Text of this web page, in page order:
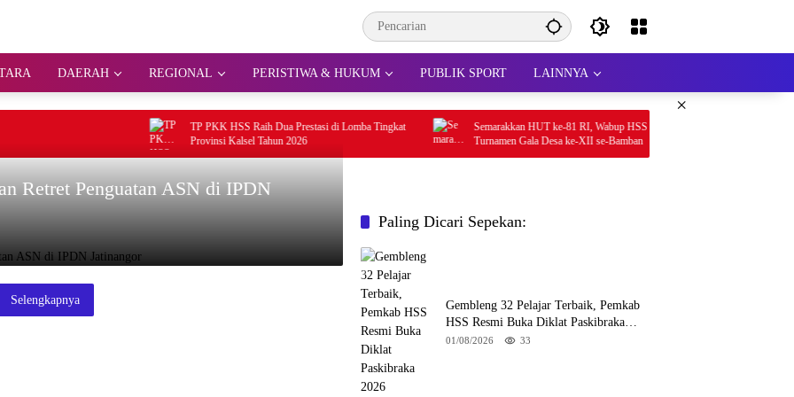
DAERAH REGIONAL PERISTIWA & HUKUM PUBLIK SPORT LAINNYA
×
TP PKK HSS Raih Dua Prestasi di Lomba Tingkat
Provinsi Kalsel Tahun 2026
Semarakkan HUT ke-81 RI, Wabup HSS Buka
Turnamen Gala Desa ke-XII se-Bamban
Retret Penguatan ASN di IPDN
Selengkapnya
Paling Dicari Sepekan:
Gembleng 32 Pelajar Terbaik, Pemkab
HSS Resmi Buka Diklat Paskibraka
2026
01/08/2026 33